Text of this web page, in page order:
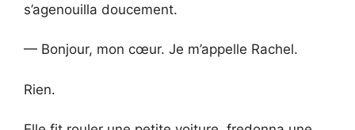
s’agenouilla doucement.
— Bonjour, mon cœur. Je m’appelle Rachel.
Rien.